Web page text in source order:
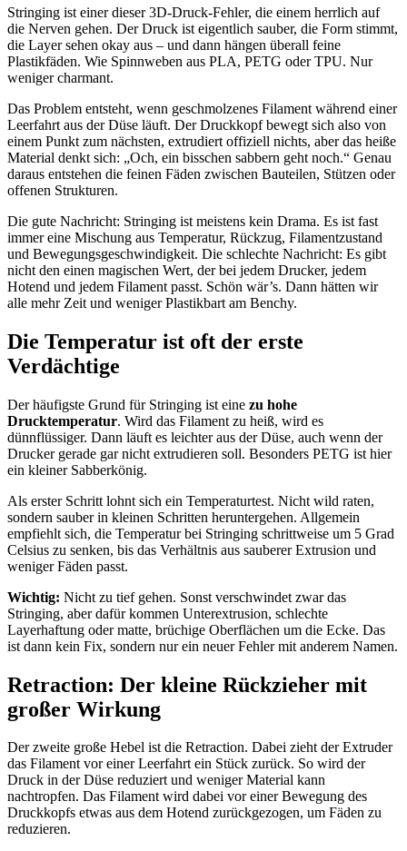
Stringing ist einer dieser 3D-Druck-Fehler, die einem herrlich auf
die Nerven gehen. Der Druck ist eigentlich sauber, die Form stimmt,
die Layer sehen okay aus – und dann hängen überall feine
Plastikfäden. Wie Spinnweben aus PLA, PETG oder TPU. Nur
weniger charmant.
Das Problem entsteht, wenn geschmolzenes Filament während einer
Leerfahrt aus der Düse läuft. Der Druckkopf bewegt sich also von
einem Punkt zum nächsten, extrudiert offiziell nichts, aber das heiße
Material denkt sich: „Och, ein bisschen sabbern geht noch.“ Genau
daraus entstehen die feinen Fäden zwischen Bauteilen, Stützen oder
offenen Strukturen.
Die gute Nachricht: Stringing ist meistens kein Drama. Es ist fast
immer eine Mischung aus Temperatur, Rückzug, Filamentzustand
und Bewegungsgeschwindigkeit. Die schlechte Nachricht: Es gibt
nicht den einen magischen Wert, der bei jedem Drucker, jedem
Hotend und jedem Filament passt. Schön wär’s. Dann hätten wir
alle mehr Zeit und weniger Plastikbart am Benchy.
Die Temperatur ist oft der erste
Verdächtige
Der häufigste Grund für Stringing ist eine zu hohe
Drucktemperatur. Wird das Filament zu heiß, wird es
dünnflüssiger. Dann läuft es leichter aus der Düse, auch wenn der
Drucker gerade gar nicht extrudieren soll. Besonders PETG ist hier
ein kleiner Sabberkönig.
Als erster Schritt lohnt sich ein Temperaturtest. Nicht wild raten,
sondern sauber in kleinen Schritten heruntergehen. Allgemein
empfiehlt sich, die Temperatur bei Stringing schrittweise um 5 Grad
Celsius zu senken, bis das Verhältnis aus sauberer Extrusion und
weniger Fäden passt.
Wichtig: Nicht zu tief gehen. Sonst verschwindet zwar das
Stringing, aber dafür kommen Unterextrusion, schlechte
Layerhaftung oder matte, brüchige Oberflächen um die Ecke. Das
ist dann kein Fix, sondern nur ein neuer Fehler mit anderem Namen.
Retraction: Der kleine Rückzieher mit
großer Wirkung
Der zweite große Hebel ist die Retraction. Dabei zieht der Extruder
das Filament vor einer Leerfahrt ein Stück zurück. So wird der
Druck in der Düse reduziert und weniger Material kann
nachtropfen. Das Filament wird dabei vor einer Bewegung des
Druckkopfs etwas aus dem Hotend zurückgezogen, um Fäden zu
reduzieren.